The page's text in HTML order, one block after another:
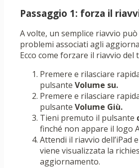
Passaggio 1: forza il
A volte, un semplice riavvio
problemi associati agli
Ecco come forzare il riavvio del
Premere e rilasciare
pulsante Volume su.
Premere e rilasciare
pulsante Volume Giù.
Tieni premuto il pulsante
finché non appare il logo
Attendi il riavvio dell’iPad
viene visualizzata la
aggiornamento.